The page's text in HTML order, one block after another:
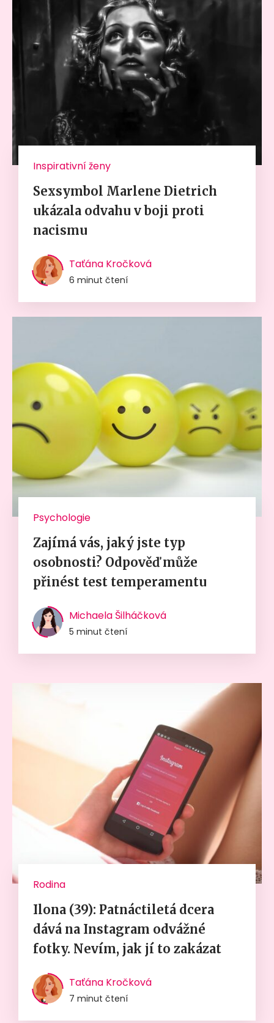
Inspirativní ženy
Sexsymbol Marlene Dietrich
ukázala odvahu v boji proti
nacismu
Taťána Kročková
6 minut čtení
Psychologie
Zajímá vás, jaký jste typ
osobnosti? Odpověď může
přinést test temperamentu
Michaela Šilháčková
5 minut čtení
Rodina
Ilona (39): Patnáctiletá dcera
dává na Instagram odvážné
fotky. Nevím, jak jí to zakázat
Taťána Kročková
7 minut čtení